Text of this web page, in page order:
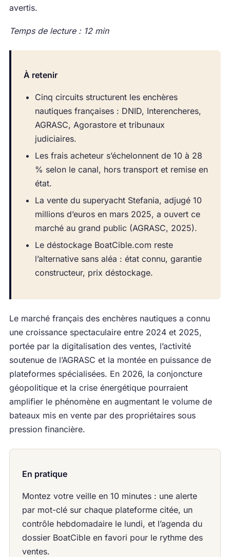
avertis.
Temps de lecture : 12 min
À retenir
Cinq circuits structurent les enchères
nautiques françaises : DNID, Interencheres,
AGRASC, Agorastore et tribunaux
judiciaires.
Les frais acheteur s’échelonnent de 10 à 28
% selon le canal, hors transport et remise en
état.
La vente du superyacht Stefania, adjugé 10
millions d’euros en mars 2025, a ouvert ce
marché au grand public (AGRASC, 2025).
Le déstockage BoatCible.com reste
l’alternative sans aléa : état connu, garantie
constructeur, prix déstockage.
Le marché français des enchères nautiques a connu
une croissance spectaculaire entre 2024 et 2025,
portée par la digitalisation des ventes, l’activité
soutenue de l’AGRASC et la montée en puissance de
plateformes spécialisées. En 2026, la conjoncture
géopolitique et la crise énergétique pourraient
amplifier le phénomène en augmentant le volume de
bateaux mis en vente par des propriétaires sous
pression financière.
En pratique
Montez votre veille en 10 minutes : une alerte
par mot-clé sur chaque plateforme citée, un
contrôle hebdomadaire le lundi, et l’agenda du
dossier BoatCible en favori pour le rythme des
ventes.